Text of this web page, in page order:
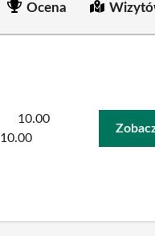
Ocena
10.00
10.00